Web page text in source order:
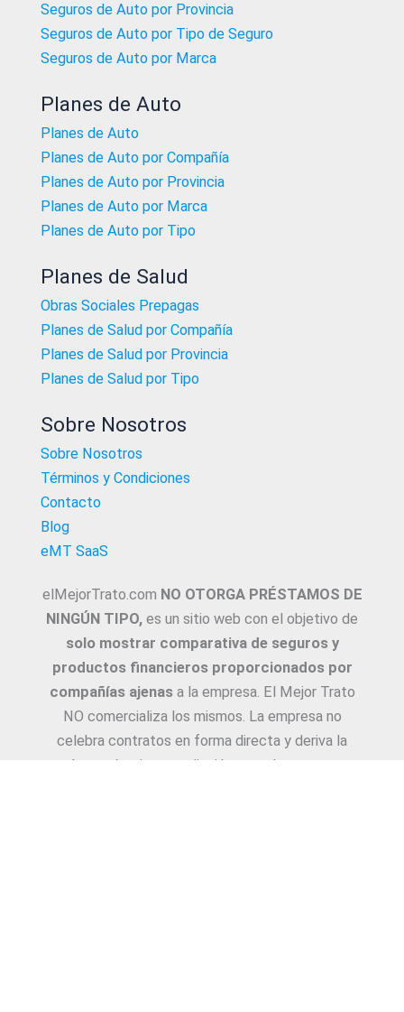
Seguros de Auto por Provincia
Seguros de Auto por Tipo de Seguro
Seguros de Auto por Marca
Planes de Auto
Planes de Auto
Planes de Auto por Compañía
Planes de Auto por Provincia
Planes de Auto por Marca
Planes de Auto por Tipo
Planes de Salud
Obras Sociales Prepagas
Planes de Salud por Compañía
Planes de Salud por Provincia
Planes de Salud por Tipo
Sobre Nosotros
Sobre Nosotros
Términos y Condiciones
Contacto
Blog
eMT SaaS
elMejorTrato.com NO OTORGA PRÉSTAMOS DE
NINGÚN TIPO, es un sitio web con el objetivo de
solo mostrar comparativa de seguros y
productos financieros proporcionados por
compañías ajenasa la empresa. El Mejor Trato
NO comercializa los mismos. La empresa no
celebra contratos en forma directa y deriva la
Asesoría e intermediación a productores y